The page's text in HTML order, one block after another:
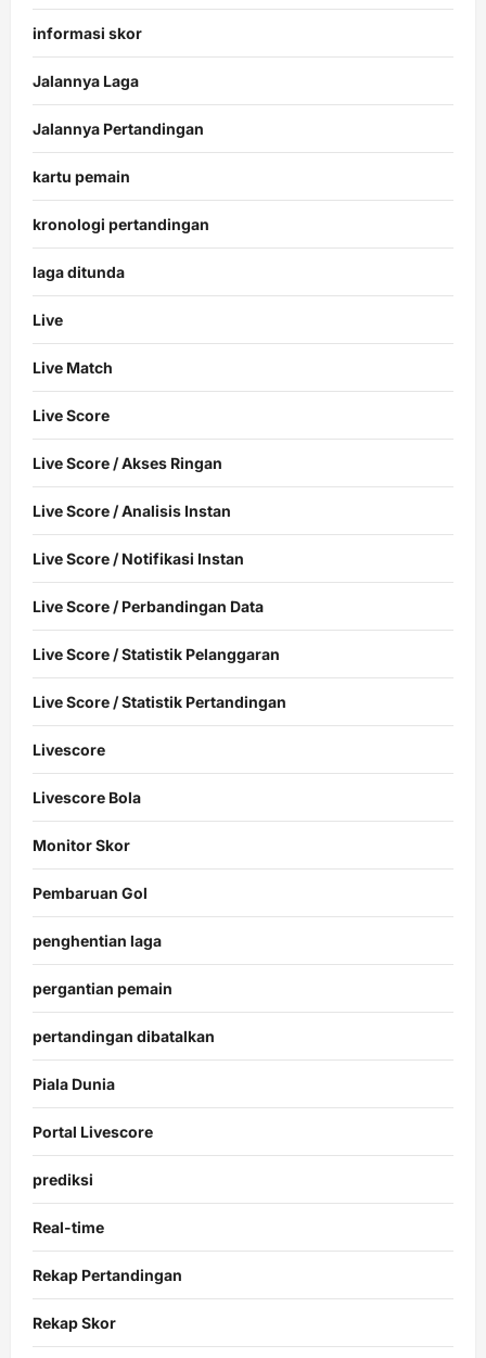
informasi skor
Jalannya Laga
Jalannya Pertandingan
kartu pemain
kronologi pertandingan
laga ditunda
Live
Live Match
Live Score
Live Score / Akses Ringan
Live Score / Analisis Instan
Live Score / Notifikasi Instan
Live Score / Perbandingan Data
Live Score / Statistik Pelanggaran
Live Score / Statistik Pertandingan
Livescore
Livescore Bola
Monitor Skor
Pembaruan Gol
penghentian laga
pergantian pemain
pertandingan dibatalkan
Piala Dunia
Portal Livescore
prediksi
Real-time
Rekap Pertandingan
Rekap Skor